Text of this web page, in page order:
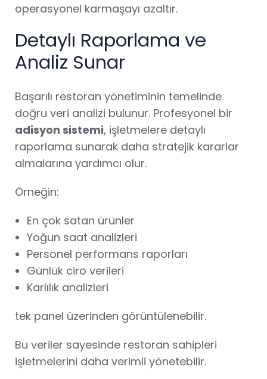
operasyonel karmaşayı azaltır.
Detaylı Raporlama ve
Analiz Sunar
Başarılı restoran yönetiminin temelinde
doğru veri analizi bulunur. Profesyonel bir
adisyon sistemi, işletmelere detaylı
raporlama sunarak daha stratejik kararlar
almalarına yardımcı olur.
Örneğin:
En çok satan ürünler
Yoğun saat analizleri
Personel performans raporları
Günlük ciro verileri
Karlılık analizleri
tek panel üzerinden görüntülenebilir.
Bu veriler sayesinde restoran sahipleri
işletmelerini daha verimli yönetebilir.